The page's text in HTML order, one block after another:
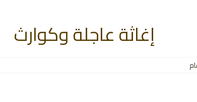
إغاثة عاجلة وكوارث